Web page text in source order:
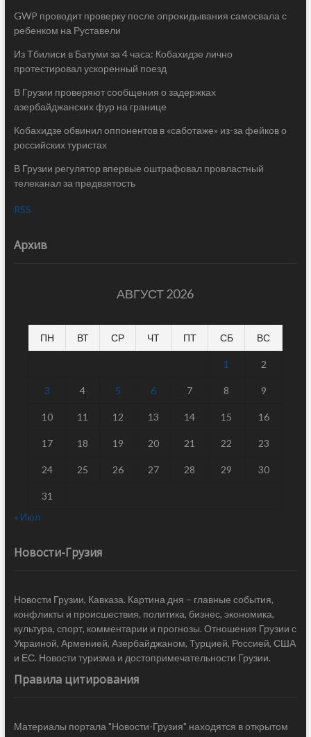
GWP проводит проверку после опрокидывания самосвала с
ребенком на Руставели
Из Тбилиси в Батуми за 4 часа: Кобахидзе лично
протестировал ускоренный поезд
В Грузии проверяют сообщения о задержках
азербайджанских фур на границе
Кобахидзе обвинил оппонентов в «саботаже» из-за фейков о
российских туристах
В Грузии регулятор впервые оштрафовал провластный
телеканал за предвзятость
RSS
Архив
АВГУСТ 2026
ПН ВТ СР ЧТ ПТ СБ ВС
1 2
3 4 5 6 7 8 9
10 11 12 13 14 15 16
17 18 19 20 21 22 23
24 25 26 27 28 29 30
31
« Июл
Новости-Грузия
Новости Грузии, Кавказа. Картина дня – главные события,
конфликты и происшествия, политика, бизнес, экономика,
культура, спорт, комментарии и прогнозы. Отношения Грузии с
Украиной, Арменией, Азербайджаном, Турцией, Россией, США
и ЕС. Новости туризма и достопримечательности Грузии.
Правила цитирования
Материалы портала "Новости-Грузия" находятся в открытом